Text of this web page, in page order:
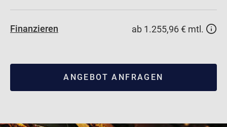
Finanzieren ab 1.255,96 € mtl.
ANGEBOT ANFRAGEN